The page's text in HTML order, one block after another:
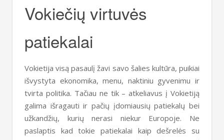
Vokiečių virtuvės
patiekalai
Vokietija visą pasaulį žavi savo šalies kultūra, puikiai
išvystyta ekonomika, menu, naktiniu gyvenimu ir
tvirta politika. Tačiau ne tik – atkeliavus į Vokietiją
galima išragauti ir pačių įdomiausių patiekalų bei
užkandžių, kurių nerasi niekur Europoje. Ne
paslaptis kad tokie patiekalai kaip dešrelės su